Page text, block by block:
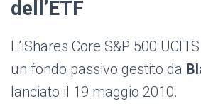
dell’ETF
L’iShares Core S&P 500
un fondo passivo gestito da
lanciato il 19 maggio 2010.